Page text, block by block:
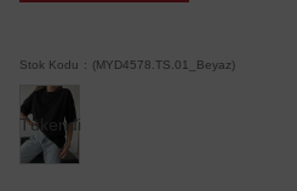
Stok Kodu (MYD4578.TS.01_Beyaz)
Tükendi